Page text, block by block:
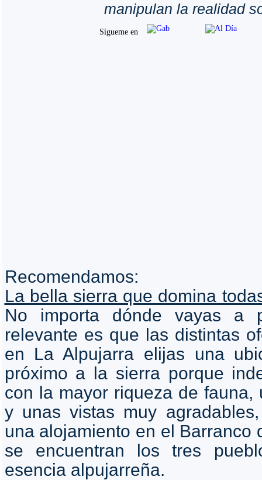
manipulan la realidad
Recomendamos:
La bella sierra que domina
No importa dónde vayas a
relevante es que las distintas
en La Alpujarra elijas una
próximo a la sierra porque
con la mayor riqueza de
y unas vistas muy
una alojamiento en el Barranco
se encuentran los tres
esencia alpujarreña.